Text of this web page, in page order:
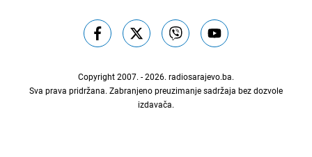
Copyright 2007. - 2026. radiosarajevo.ba.
Sva prava pridržana. Zabranjeno preuzimanje sadržaja bez dozvole
izdavača.